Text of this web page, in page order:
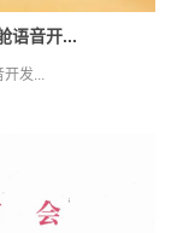
语音开...
开发...